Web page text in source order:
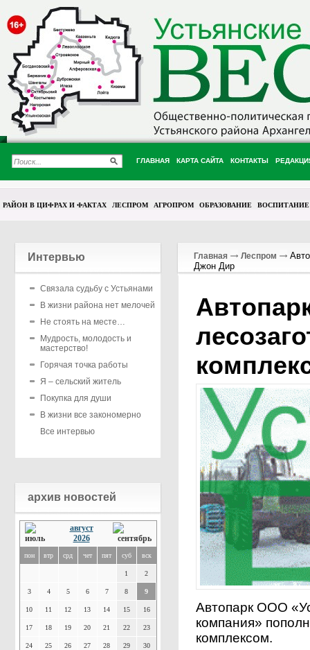
ГЛАВНАЯ КАРТА САЙТА КОНТАКТЫ
РАЙОН В ЦИФРАХ И ФАКТАХ ЛЕСПРОМ АГРОПРОМ ОБРАЗОВАНИЕ ВОСПИТАНИЕ
Интервью
Связала судьбу с Устьянами
В жизни района нет мелочей
Не стоять на месте…
Мудрость, молодость и
мастерство!
Горячая точка работы
Я – сельский житель
Покупка для души
В жизни все закономерно
Все интервью
архив новостей
август
2026
пон втр срд чет пят суб вск
1 2
3 4 5 6 7 8 9
10 11 12 13 14 15 16
17 18 19 20 21 22 23
24 25 26 27 28 29 30
Главная Леспром
Джон Дир
Автопарк ООО
компания»
комплексом.